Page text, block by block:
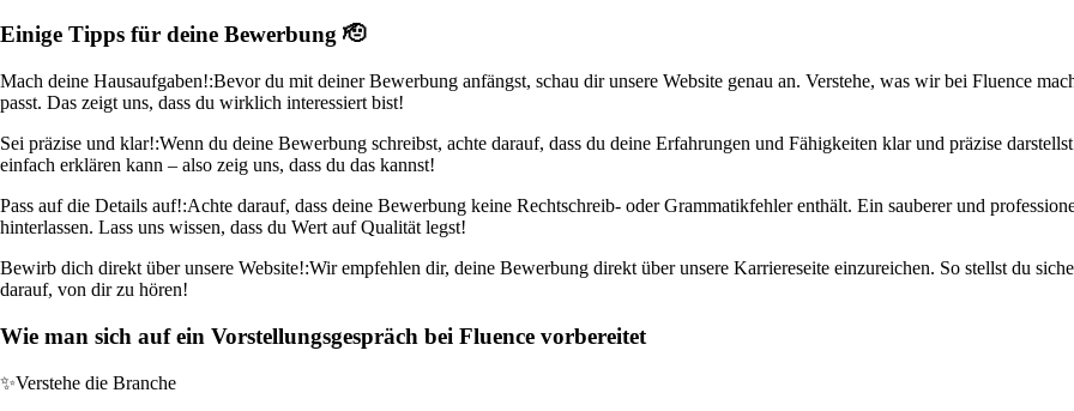
Einige Tipps für deine Bewerbung 🫡
Mach deine Hausaufgaben!:Bevor du mit deiner Bewerbung anfängst, schau dir unsere Website genau an. Verstehe, was wir bei Fluence
passt. Das zeigt uns, dass du wirklich interessiert bist!
Sei präzise und klar!:Wenn du deine Bewerbung schreibst, achte darauf, dass du deine Erfahrungen und Fähigkeiten klar und präzise
einfach erklären kann – also zeig uns, dass du das kannst!
Pass auf die Details auf!:Achte darauf, dass deine Bewerbung keine Rechtschreib- oder Grammatikfehler enthält. Ein sauberer und
hinterlassen. Lass uns wissen, dass du Wert auf Qualität legst!
Bewirb dich direkt über unsere Website!:Wir empfehlen dir, deine Bewerbung direkt über unsere Karriereseite einzureichen. So stellst du
darauf, von dir zu hören!
Wie man sich auf ein Vorstellungsgespräch bei Fluence vorbereitet
✨Verstehe die Branche